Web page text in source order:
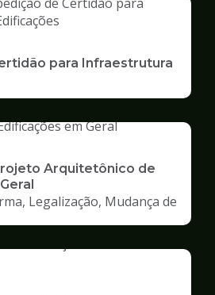
para Infraestrutura
Arquitetônico de
Legalização, Mudança de